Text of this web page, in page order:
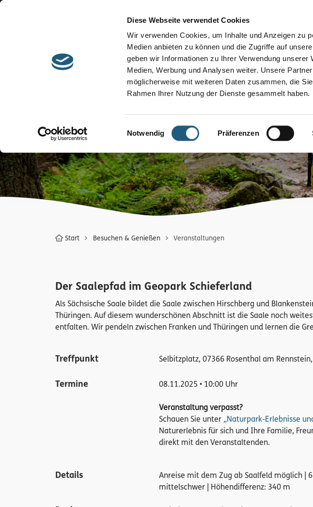
Diese Webseite verwendet Cookies
Wir verwenden Cookies, um Inhalte und Anzeigen zu
Medien anbieten zu können und die Zugriffe auf
geben wir Informationen zu Ihrer Verwendung
Medien, Werbung und Analysen weiter. Unsere
möglicherweise mit weiteren Daten zusammen, die
Rahmen Ihrer Nutzung der Dienste gesammelt haben.
Einwilligungsauswahl
Notwendig Präferenzen
Besuchen &
Schützen &
Entwickeln
Veranstaltungen
Start Besuchen & Genießen Veranstaltungen
Der Saalepfad im Geopark Schieferland
Als Sächsische Saale bildet die Saale zwischen Hirschberg und
Thüringen. Auf diesem wunderschönen Abschnitt ist die Saale noch
entfalten. Wir pendeln zwischen Franken und Thüringen und lernen die
Treffpunkt Selbitzplatz, 07366 Rosenthal am
Termine 08.11.2025 • 10:00 Uhr
Veranstaltung verpasst?
Schauen Sie unter „Naturpark-Erlebnisse
Naturerlebnis für sich und Ihre Familie,
direkt mit den Veranstaltenden.
Details
Anreise mit dem Zug ab Saalfeld möglich |
mittelschwer | Höhendifferenz: 340 m